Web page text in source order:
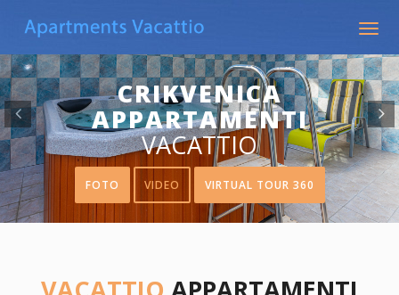
CRIKVENICA
APPARTAMENTI
VACATTIO
FOTO VIDEO VIRTUAL TOUR 360